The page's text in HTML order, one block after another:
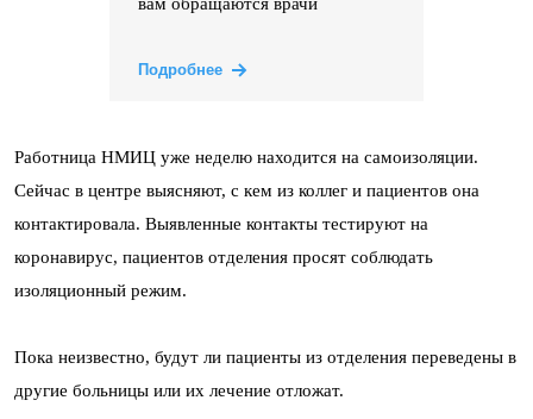
Подробнее
Работница НМИЦ уже неделю находится на самоизоляции.
Сейчас в центре выясняют, с кем из коллег и пациентов она
контактировала. Выявленные контакты тестируют на
коронавирус, пациентов отделения просят соблюдать
изоляционный режим.
Пока неизвестно, будут ли пациенты из отделения переведены в
другие больницы или их лечение отложат.